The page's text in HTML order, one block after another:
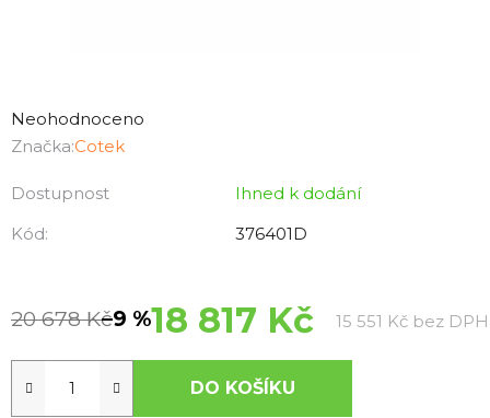
hodnocení
produktu
0,0
z
Neohodnoceno
Značka:Cotek
Dostupnost
Ihned k dodání
Kód:
376401D
20 678 Kč–9 %18 817 Kč 15 551 Kč bez DPH
DO KOŠÍKU